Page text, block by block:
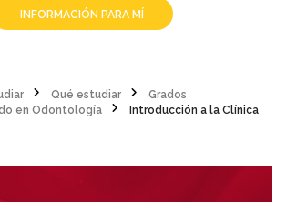
INFORMACIÓN PARA MÍ
Qué estudiar
Grados
en Odontología
Introducción a la Clínica